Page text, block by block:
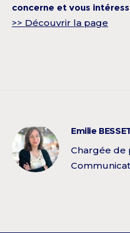
concerne et vous
>> Découvrir la page
Emilie
Chargée de